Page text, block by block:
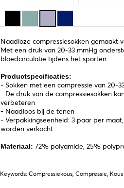
Naadloze compressiesokken gemaakt
Met een druk van 20-33 mmHg
bloedcirculatie tijdens het sporten.
Productspecificaties:
- Sokken met een compressie van 20-
- De druk van de compressiesokken
verbeteren
- Naadloos bij de tenen
- Verpakkingseenheid: 3 paar per
worden verkocht
Materiaal: 72% polyamide, 25%
Keywords: Compressiekous, Compressie, Kous